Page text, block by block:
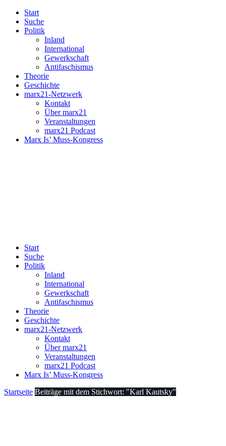
Start
Suche
Politik
Inland
International
Gewerkschaft
Antifaschismus
Theorie
Geschichte
marx21-Netzwerk
Kontakt
Über marx21
Veranstaltungen
marx21 Podcast
Marx Is’ Muss-Kongress
Start
Suche
Politik
Inland
International
Gewerkschaft
Antifaschismus
Theorie
Geschichte
marx21-Netzwerk
Kontakt
Über marx21
Veranstaltungen
marx21 Podcast
Marx Is’ Muss-Kongress
Startseite Beiträge mit dem Stichwort: "Karl Kautsky"